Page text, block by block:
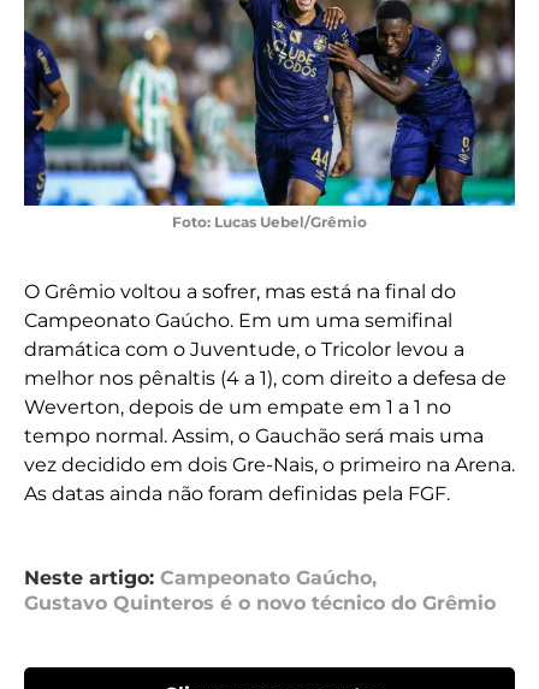
Foto: Lucas Uebel/Grêmio
O Grêmio voltou a sofrer, mas está na final do
Campeonato Gaúcho. Em um uma semifinal
dramática com o Juventude, o Tricolor levou a
melhor nos pênaltis (4 a 1), com direito a defesa de
Weverton, depois de um empate em 1 a 1 no
tempo normal. Assim, o Gauchão será mais uma
vez decidido em dois Gre-Nais, o primeiro na Arena.
As datas ainda não foram definidas pela FGF.
Neste artigo: Campeonato Gaúcho,
Gustavo Quinteros é o novo técnico do Grêmio